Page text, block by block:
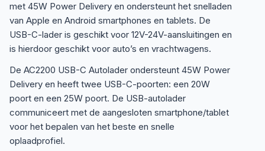
met 45W Power Delivery en ondersteunt het snelladen
van Apple en Android smartphones en tablets. De
USB-C-lader is geschikt voor 12V-24V-aansluitingen en
is hierdoor geschikt voor auto’s en vrachtwagens.
De AC2200 USB-C Autolader ondersteunt 45W Power
Delivery en heeft twee USB-C-poorten: een 20W
poort en een 25W poort. De USB-autolader
communiceert met de aangesloten smartphone/tablet
voor het bepalen van het beste en snelle
oplaadprofiel.